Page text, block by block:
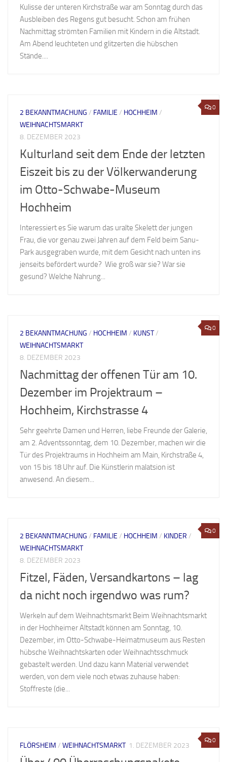
Kulisse der unteren Kirchstraße war am Sonntag durch das
Ausbleiben des Regens gut besucht. Schon am frühen
Nachmittag strömten Familien mit Kindern in die Altstadt.
Am Abend leuchteten und glitzerten die hübschen
Stände....
0
2 BEKANNTMACHUNG / FAMILIE / HOCHHEIM /
WEIHNACHTSMARKT
8. DEZEMBER 2023
Kulturland seit dem Ende der letzten
Eiszeit bis zu der Völkerwanderung
im Otto-Schwabe-Museum
Hochheim
Interessiert es Sie warum das uralte Skelett der jungen
Frau, die vor genau zwei Jahren auf dem Feld beim Sanu-
Park ausgegraben wurde, mit dem Gesicht nach unten ins
jenseits befördert wurde? Wie groß war sie? War sie
gesund? Welche Nahrung...
0
2 BEKANNTMACHUNG / HOCHHEIM / KUNST/
WEIHNACHTSMARKT
8. DEZEMBER 2023
Nachmittag der offenen Tür am 10.
Dezember im Projektraum –
Hochheim, Kirchstrasse 4
Sehr geehrte Damen und Herren, liebe Freunde der Galerie,
am 2. Adventssonntag, dem 10. Dezember, machen wir die
Tür des Projektraums in Hochheim am Main, Kirchstraße 4,
von 15 bis 18 Uhr auf. Die Künstlerin malatsion ist
anwesend. An diesem...
0
2 BEKANNTMACHUNG / FAMILIE / HOCHHEIM / KINDER /
WEIHNACHTSMARKT
8. DEZEMBER 2023
Fitzel, Fäden, Versandkartons – lag
da nicht noch irgendwo was rum?
Werkeln auf dem Weihnachtsmarkt Beim Weihnachtsmarkt
in der Hochheimer Altstadt können am Sonntag, 10.
Dezember, im Otto-Schwabe-Heimatmuseum aus Resten
hübsche Weihnachtskarten oder Weihnachtsschmuck
gebastelt werden. Und dazu kann Material verwendet
werden, von dem viele noch etwas zuhause haben:
Stoffreste (die...
0
FLÖRSHEIM / WEIHNACHTSMARKT 1. DEZEMBER 2023